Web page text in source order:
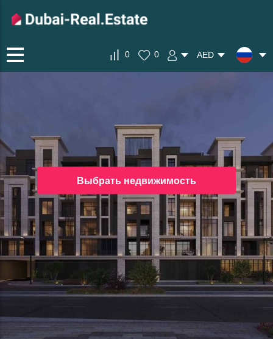
0 0 AED
Выбрать недвижимость